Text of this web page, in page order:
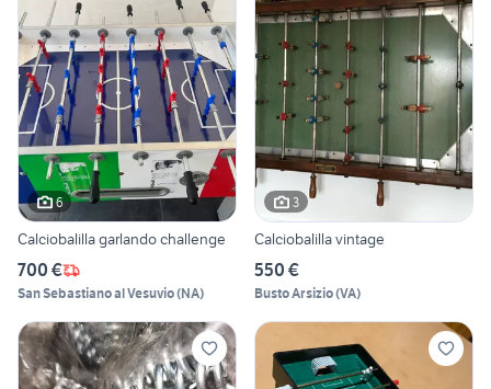
6
Calciobalilla garlando challenge
700 €
San Sebastiano al Vesuvio(NA)
3
Calciobalilla vintage
550 €
Busto Arsizio(VA)